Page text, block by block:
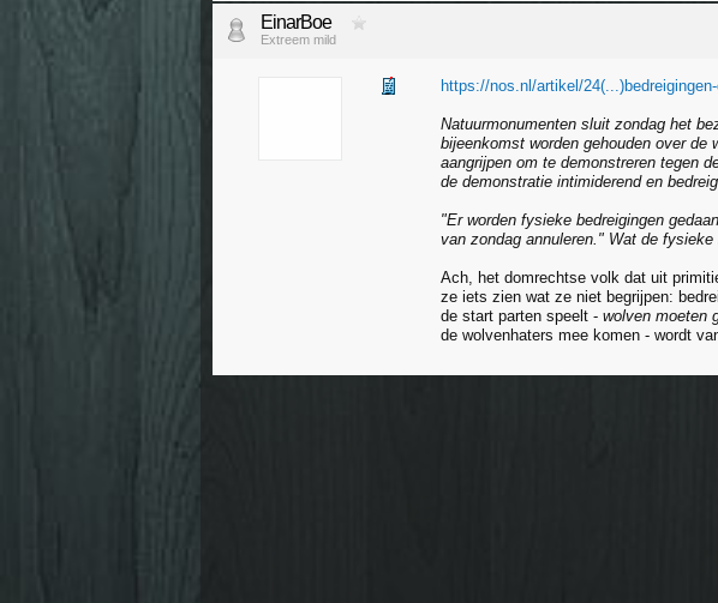
EinarBoe
Extreem mild
https://nos.nl/artikel/
Natuurmonumenten sluit zondag het
bijeenkomst worden gehouden over de
aangrijpen om te demonstreren tegen
de demonstratie intimiderend en
"Er worden fysieke bedreigingen
van zondag annuleren." Wat de
Ach, het domrechtse volk dat uit
ze iets zien wat ze niet begrijpen:
de start parten speelt - wolven moeten
de wolvenhaters mee komen - wordt